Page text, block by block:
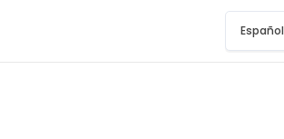
Español